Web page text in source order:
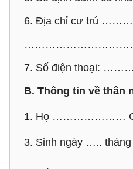
6. Địa chỉ cư trú
7. Số điện
B. Thông tin về thân
1. Họ …………………
3. Sinh ngày …..